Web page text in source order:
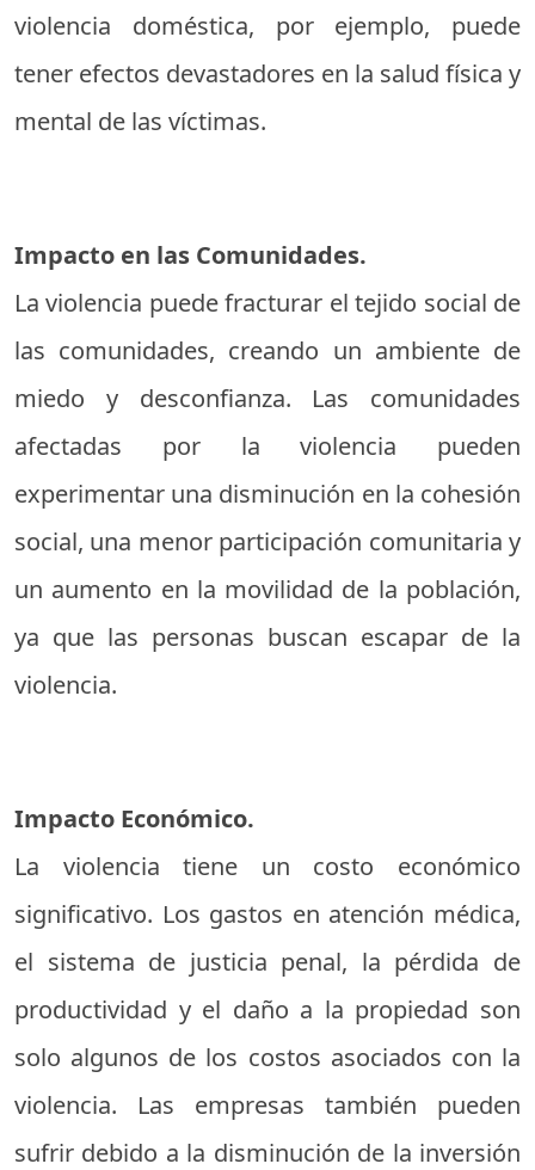
violencia doméstica, por ejemplo, puede
tener efectos devastadores en la salud física y
mental de las víctimas.
Impacto en las Comunidades.
La violencia puede fracturar el tejido social de
las comunidades, creando un ambiente de
miedo y desconfianza. Las comunidades
afectadas por la violencia pueden
experimentar una disminución en la cohesión
social, una menor participación comunitaria y
un aumento en la movilidad de la población,
ya que las personas buscan escapar de la
violencia.
Impacto Económico.
La violencia tiene un costo económico
significativo. Los gastos en atención médica,
el sistema de justicia penal, la pérdida de
productividad y el daño a la propiedad son
solo algunos de los costos asociados con la
violencia. Las empresas también pueden
sufrir debido a la disminución de la inversión